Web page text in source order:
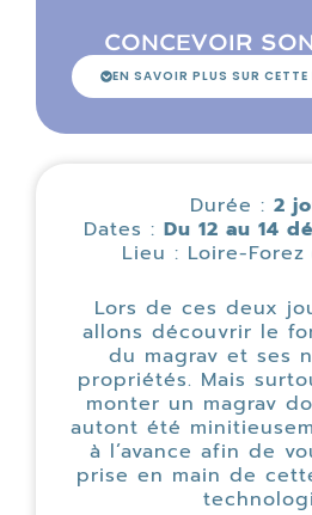
CONCEVOIR
EN SAVOIR PLUS SUR CETTE
Durée : 2
Dates : Du 12 au 14
Lieu : Loire-Forez
Lors de ces deux
allons découvrir le
du magrav et ses
propriétés. Mais
monter un magrav
autont été
à l’avance afin de
prise en main de